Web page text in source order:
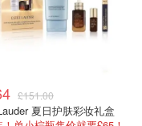
£151.00
夏日护肤彩妆礼盒